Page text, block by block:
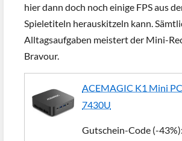
hier dann doch noch einige FPS aus
Spieletiteln herauskitzeln kann.
Alltagsaufgaben meistert der Mini-
Bravour.
ACEMAGIC K1 Mini
7430U
Gutschein-Code (-43%):